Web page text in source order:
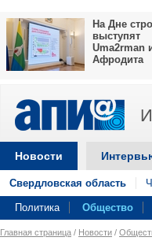
На Дне
выступят
Uma2rman
Афродита
Новости
Свердловская область
Политика Общество
Главная страница / Новости /